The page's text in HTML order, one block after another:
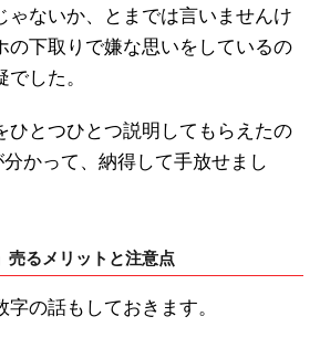
ゃないか、とまでは言いませんけ
下取りで嫌な思いをしているの
した。
ひとつひとつ説明してもらえたの
分かって、納得して手放せまし
売るメリットと注意点
の話もしておきます。